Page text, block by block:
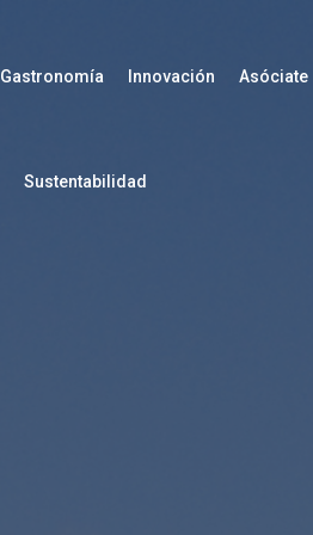
Gastronomía Innovación Asóciate
Sustentabilidad